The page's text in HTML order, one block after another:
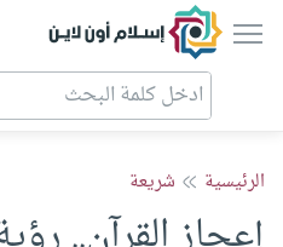
إسلام أون لاين
الرئيسية شريعة